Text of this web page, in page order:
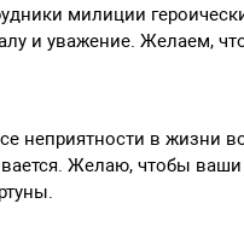
милиции
и уважение. Желаем,
неприятности в жизни
Желаю, чтобы